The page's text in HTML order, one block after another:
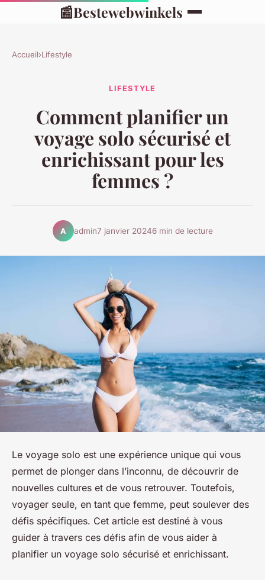
📰Bestewebwinkels
Accueil›Lifestyle
LIFESTYLE
Comment planifier un
voyage solo sécurisé et
enrichissant pour les
femmes ?
A admin7 janvier 20246 min de lecture
Le voyage solo est une expérience unique qui vous
permet de plonger dans l’inconnu, de découvrir de
nouvelles cultures et de vous retrouver. Toutefois,
voyager seule, en tant que femme, peut soulever des
défis spécifiques. Cet article est destiné à vous
guider à travers ces défis afin de vous aider à
planifier un voyage solo sécurisé et enrichissant.